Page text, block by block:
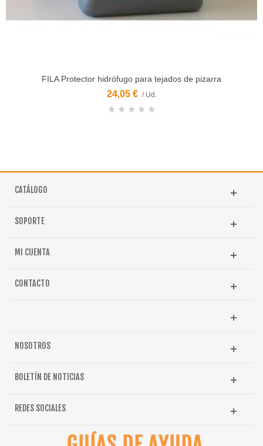
FILA Protector hidrófugo para tejados de pizarra
24,05 € / Ud.
CATÁLOGO
SOPORTE
MI CUENTA
CONTACTO
NOSOTROS
BOLETÍN DE NOTICIAS
REDES SOCIALES